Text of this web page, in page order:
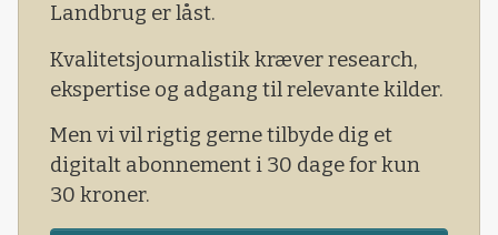
Landbrug er låst.
Kvalitetsjournalistik kræver research,
ekspertise og adgang til relevante kilder.
Men vi vil rigtig gerne tilbyde dig et
digitalt abonnement i 30 dage for kun
30 kroner.